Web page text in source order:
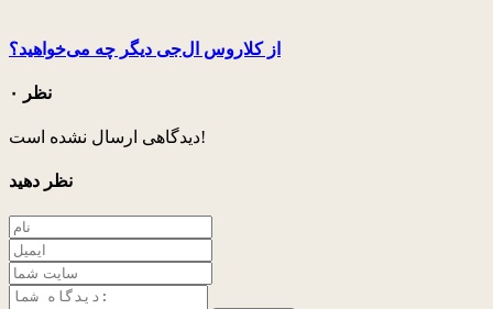
از کلاروس ال‌جی دیگر چه می‌خواهید؟
۰ نظر
دیدگاهی ارسال نشده است!
نظر دهید